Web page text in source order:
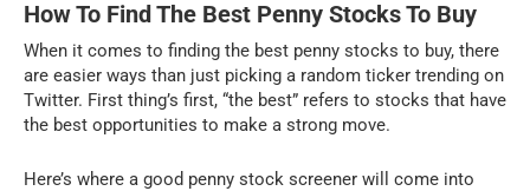
How To Find The Best Penny Stocks To Buy
When it comes to finding the best penny stocks to buy, there
are easier ways than just picking a random ticker trending on
Twitter. First thing’s first, “the best” refers to stocks that have
the best opportunities to make a strong move.
Here’s where a good penny stock screener will come into